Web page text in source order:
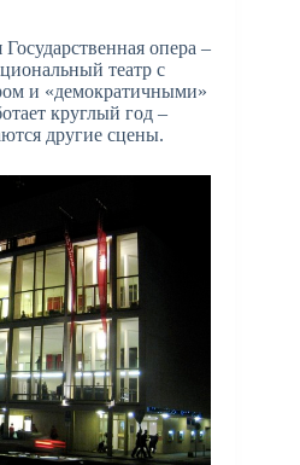
опера –
театр с
и «демократичными»
круглый год –
другие сцены.